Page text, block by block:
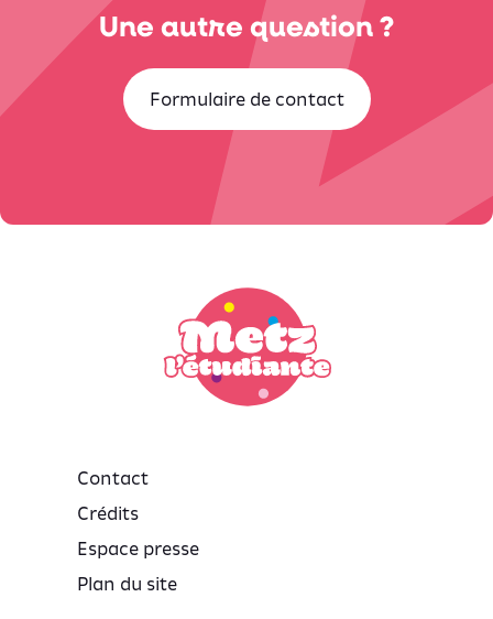
Une autre question ?
Formulaire de contact
Contact
Crédits
Espace presse
Plan du site